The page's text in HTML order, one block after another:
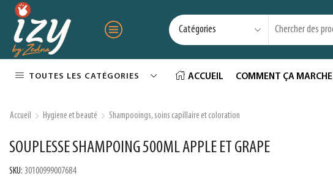
TOUTES LES CATÉGORIES ACCUEIL COMMENT ÇA MARCHE
Accueil Hygiene et beauté Shampooings, soins capillaire et coloration
SOUPLESSE SHAMPOING 500ML APPLE ET GRAPE
SKU: 30100999007684